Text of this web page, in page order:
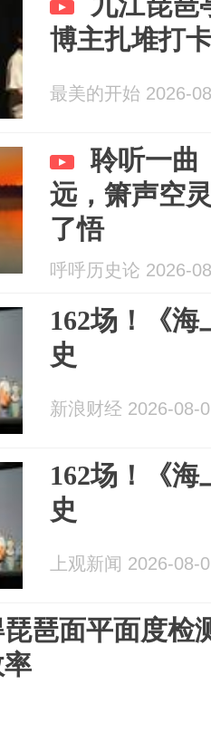
博主扎堆打
最美的开始 2026-
聆听一曲
远，箫声空
了悟
呼呼历史论 2026-
162场！《
史
新浪财经 2026-08-
162场！《
史
上观新闻 2026-08-
琶面平面度检